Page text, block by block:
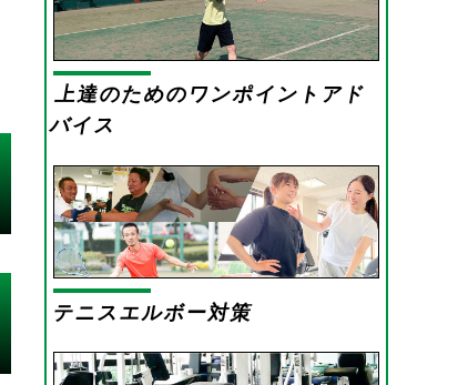
上達のためのワンポイントアド
バイス
テニスエルボー対策